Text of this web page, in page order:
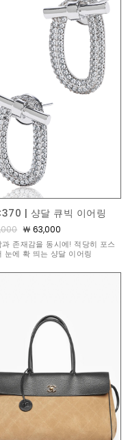
| 샹달 큐빅 이어링
￦ 63,000
과 존재감을 동시에! 적당히 포스
눈에 확 띄는 샹달 이어링